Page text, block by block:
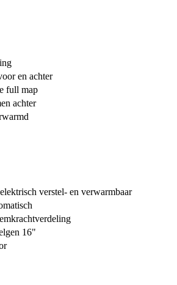
en achter
full map
achter
verstel- en verwarmbaar
16"